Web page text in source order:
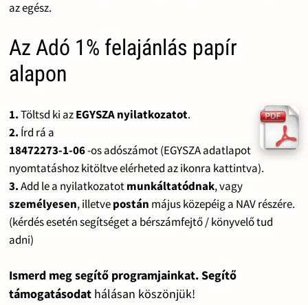
az egész.
Az Adó 1% felajánlás papír
alapon
1.Töltsd ki azEGYSZA nyilatkozatot.
2. Írd rá a
18472273-1-06-os adószámot (EGYSZA adatlapot
nyomtatáshoz kitöltve elérheted az ikonra kattintva).
3.Add le a nyilatkozatotmunkáltatódnak, vagy
személyesen, illetvepostán május közepéig a NAV részére.
(kérdés esetén segítséget a bérszámfejtő / könyvelő tud
adni)
Ismerd meg segítő programjainkat. Segítő
támogatásodat hálásan köszönjük!